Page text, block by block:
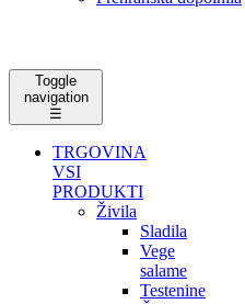
Toggle
navigation
☰
TRGOVINA
VSI
PRODUKTI
Živila
Sladila
Vege
salame
Testenine